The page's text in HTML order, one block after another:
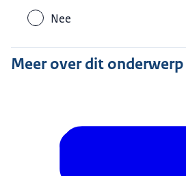
Nee
Meer over dit onderwerp